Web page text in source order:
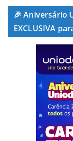
🎉 Aniversário
EXCLUSIVA